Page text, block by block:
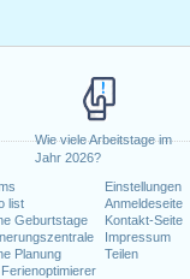
Wie viele Arbeitstage im
Jahr 2026?
list
Geburtstage
Planung
Einstellungen
Anmeldeseite
Kontakt-Seite
Impressum
Teilen